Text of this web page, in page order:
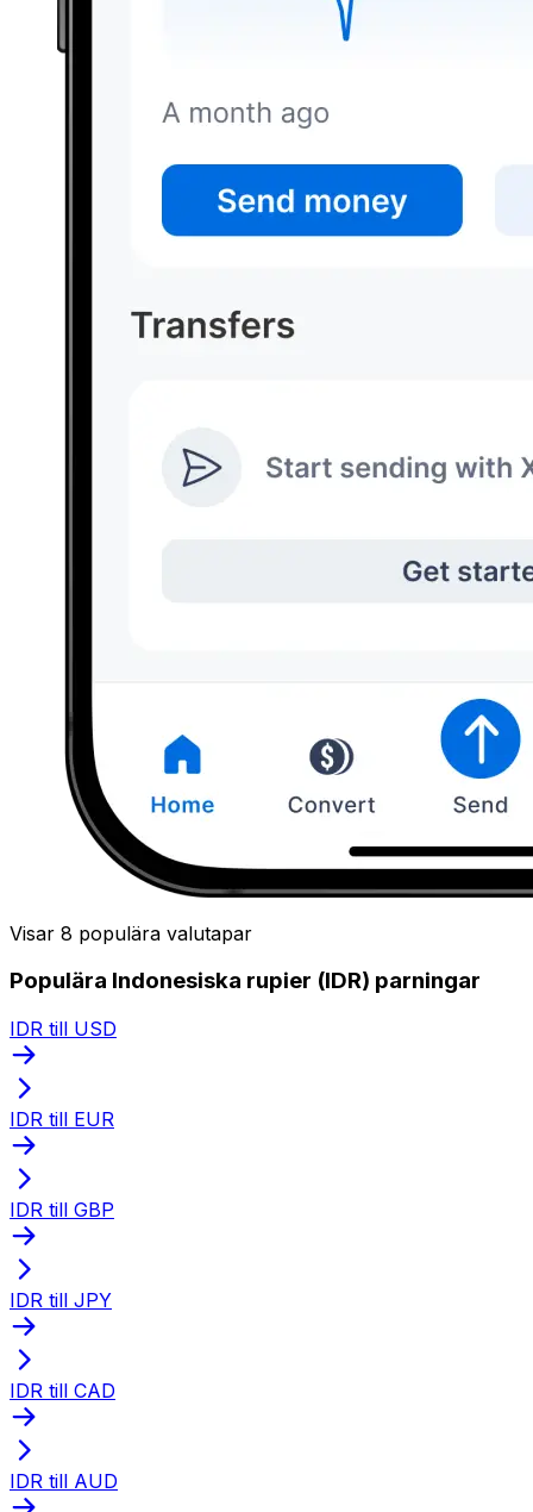
Visar 8 populära valutapar
Populära Indonesiska rupier (IDR) parningar
IDR till USD
IDR till EUR
IDR till GBP
IDR till JPY
IDR till CAD
IDR till AUD